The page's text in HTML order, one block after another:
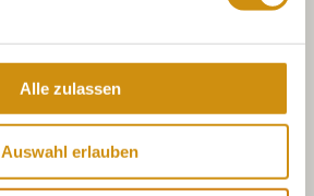
Alle zulassen
Auswahl erlauben